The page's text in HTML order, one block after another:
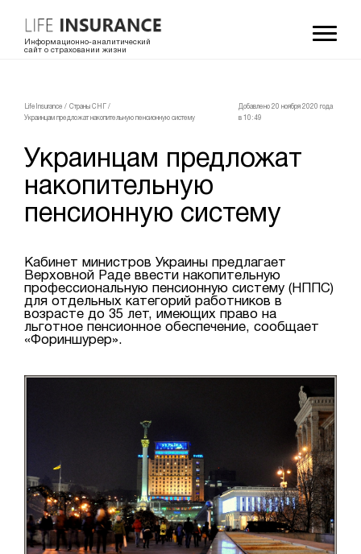
Информационно-аналитический
сайт о страховании жизни
LifeInsurance / Страны СНГ
/
Украинцам предложат накопительную пенсионную систему
Добавлено 20 ноября 2020 года
в 10:49
Украинцам предложат
накопительную
пенсионную систему
Кабинет министров Украины предлагает
Верховной Раде ввести накопительную
профессиональную пенсионную систему (НППС)
для отдельных категорий работников в
возрасте до 35 лет, имеющих право на
льготное пенсионное обеспечение, сообщает
«Фориншурер».